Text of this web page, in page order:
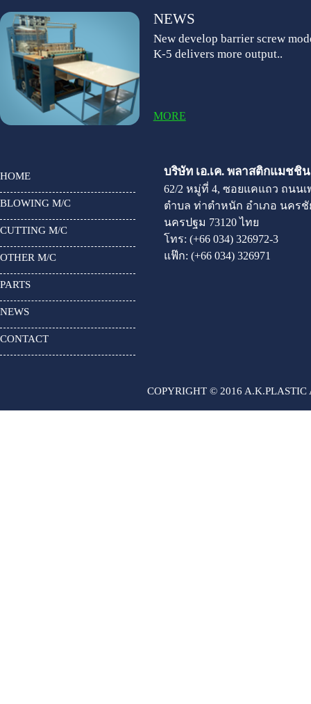
NEWS
New develop barrier screw
K-5 delivers more output..
MORE
HOME
BLOWING M/C
CUTTING M/C
OTHER M/C
PARTS
NEWS
CONTACT
บริษัท เอ.เค. พลาสติกแมชชิ
62/2 หมู่ที่ 4, ซอยแคแถว ถนนเ
ตำบล ท่าตำหนัก อำเภอ นครชั
นครปฐม 73120 ไทย
โทร: (+66 034) 326972-3
แฟ๊ก: (+66 034) 326971
COPYRIGHT © 2016 A.K.PLASTIC